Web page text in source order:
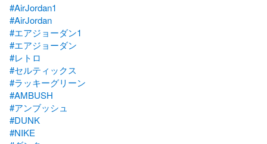
#AirJordan1
#AirJordan
#エアジョーダン1
#エアジョーダン
#レトロ
#セルティックス
#ラッキーグリーン
#AMBUSH
#アンブッシュ
#DUNK
#NIKE